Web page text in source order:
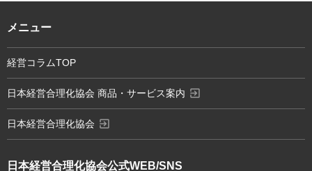
日本経営合理化協会公式WEB/SNS
メニュー
経営コラムTOP
日本経営合理化協会 商品・サービス案内 exit_to_app
日本経営合理化協会 exit_to_app